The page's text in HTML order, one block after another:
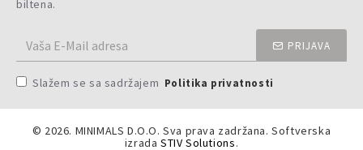
biltena.
PRIJAVA
Slažem se sa sadržajem Politika privatnosti
© 2026. MINIMALS D.O.O. Sva prava zadržana. Softverska
izradaSTIV Solutions.